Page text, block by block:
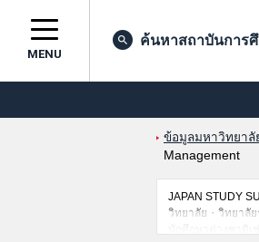
MENU
ค้นหาสถาบันการ
ข้อมูลมหาวิทยา
Management
JAPAN STUDY
วิทยาลัย・วิทยาลั
นักศึกษาต่างชาติ